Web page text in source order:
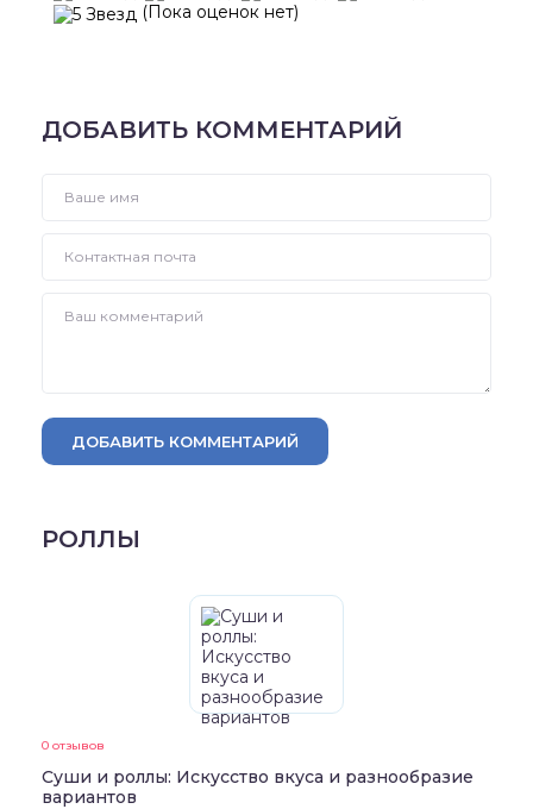
(Пока оценок нет)
ДОБАВИТЬ КОММЕНТАРИЙ
ДОБАВИТЬ КОММЕНТАРИЙ
РОЛЛЫ
0 отзывов
Суши и роллы: Искусство вкуса и разнообразие
вариантов